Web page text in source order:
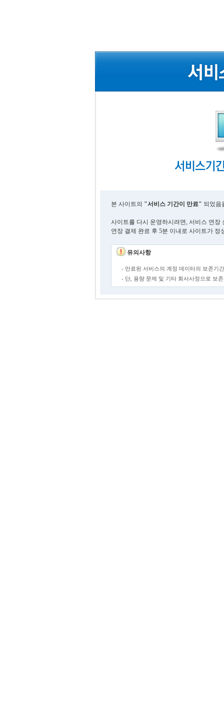
본 사이트의 "서비스 기간이 만료" 되었음
사이트를 다시 운영하시려면, 서비스 연장
연장 결제 완료 후 5분 이내로 사이트가 정
유의사항
- 만료된 서비스의 계정 데이터의 보존기
- 단, 용량 문제 및 기타 회사사정으로 보